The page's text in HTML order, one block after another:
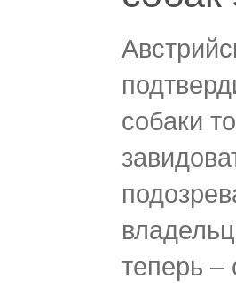
собаки
теперь –